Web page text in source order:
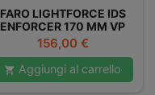
FARO LIGHTFORCE IDS
ENFORCER 170 MM VP
100W ULTRALEGGERO
Prezzo
156,00 €
 Aggiungi al carrello